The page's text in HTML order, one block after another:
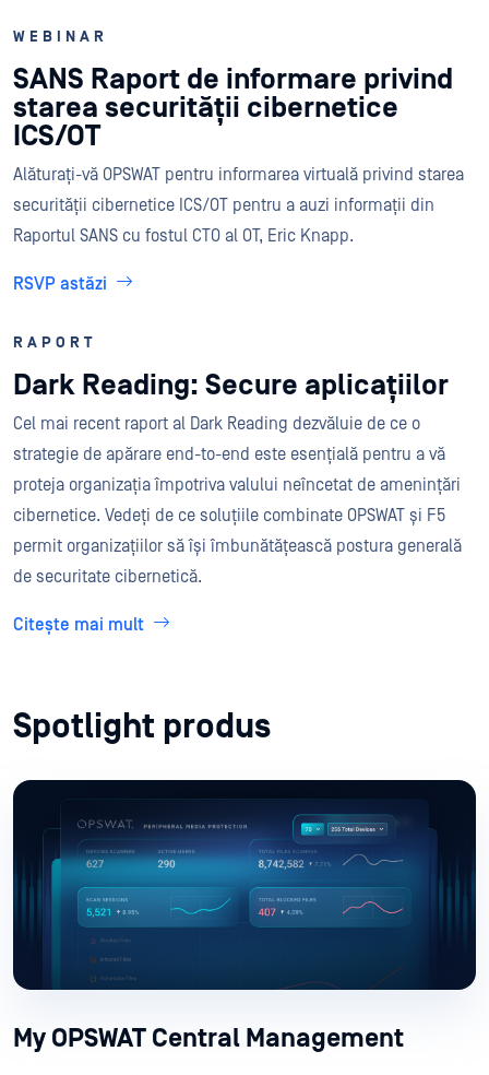
WEBINAR
SANS Raport de informare privind
starea securității cibernetice
ICS/OT
Alăturați-vă OPSWAT pentru informarea virtuală privind starea
securității cibernetice ICS/OT pentru a auzi informații din
Raportul SANS cu fostul CTO al OT, Eric Knapp.
RSVP astăzi
RAPORT
Dark Reading: Secure aplicațiilor
Cel mai recent raport al Dark Reading dezvăluie de ce o
strategie de apărare end-to-end este esențială pentru a vă
proteja organizația împotriva valului neîncetat de amenințări
cibernetice. Vedeți de ce soluțiile combinate OPSWAT și F5
permit organizațiilor să își îmbunătățească postura generală
de securitate cibernetică.
Citește mai mult
Spotlight produs
My OPSWAT Central Management